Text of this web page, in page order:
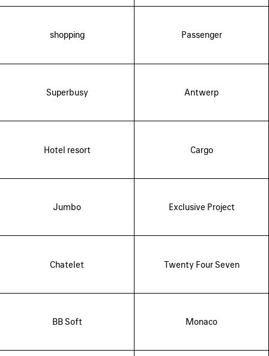
shopping Passenger
Superbusy Antwerp
Hotel resort Cargo
Jumbo Exclusive Project
Chatelet Twenty Four Seven
BB Soft Monaco